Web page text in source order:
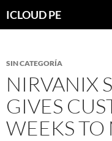
hacia
ICLOUD PE
SIN CATEGORÍA
NIRVANIX
GIVES
WEEKS